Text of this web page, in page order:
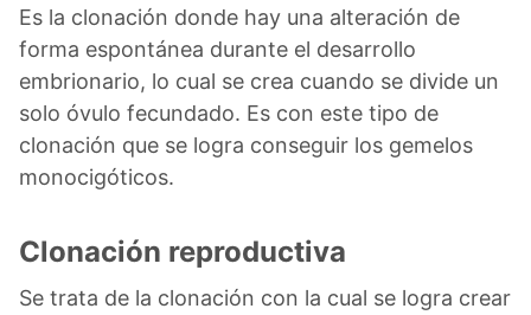
Es la clonación donde hay una alteración de
forma espontánea durante el desarrollo
embrionario, lo cual se crea cuando se divide un
solo óvulo fecundado. Es con este tipo de
clonación que se logra conseguir los gemelos
monocigóticos.
Clonación reproductiva
Se trata de la clonación con la cual se logra crear